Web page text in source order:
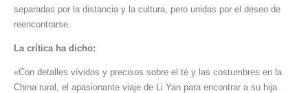
separadas por la distancia y la cultura, pero unidas por el deseo de
reencontrarse.
La crítica ha dicho:
«Con detalles vívidos y precisos sobre el té y las costumbres en la
China rural, el apasionante viaje de Li Yan para encontrar a su hija